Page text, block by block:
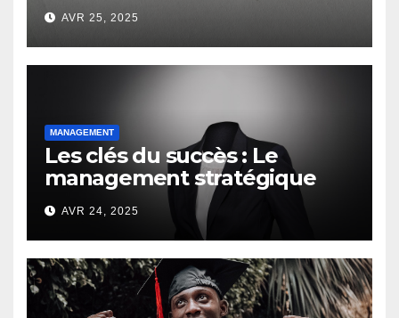
AVR 25, 2025
MANAGEMENT
Les clés du succès : Le
management stratégique
d’un chef d’entreprise
AVR 24, 2025